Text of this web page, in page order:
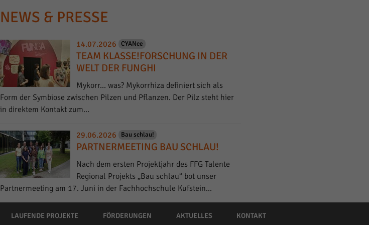
NEWS & PRESSE
14.07.2026 CYANce
TEAM KLASSE!FORSCHUNG IN DER
WELT DER FUNGHI
Mykorr… was? Mykorrhiza definiert sich als
Form der Symbiose zwischen Pilzen und Pflanzen. Der Pilz steht hier
in direktem Kontakt zum…
29.06.2026 Bau schlau!
PARTNERMEETING BAU SCHLAU!
Nach dem ersten Projektjahr des FFG Talente
Regional Projekts „Bau schlau“ bot unser
Partnermeeting am 17. Juni in der Fachhochschule Kufstein…
LAUFENDE PROJEKTE FÖRDERUNGEN AKTUELLES KONTAKT